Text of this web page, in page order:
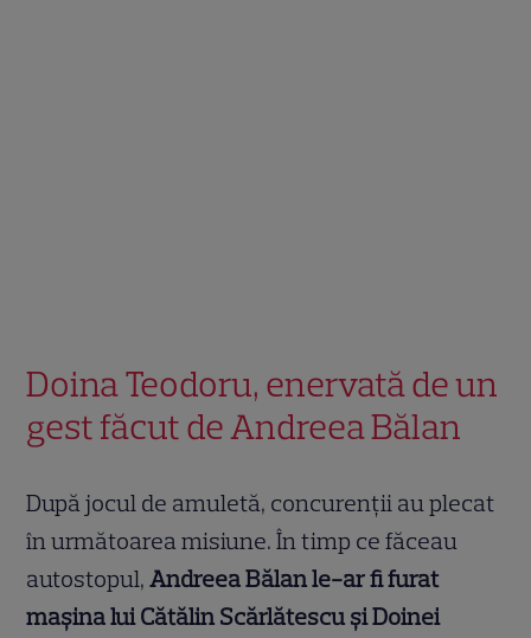
Doina Teodoru, enervată de un
gest făcut de Andreea Bălan
După jocul de amuletă, concurenții au plecat
în următoarea misiune. În timp ce făceau
autostopul,Andreea Bălan le-ar fi furat
mașina lui Cătălin Scărlătescu și Doinei